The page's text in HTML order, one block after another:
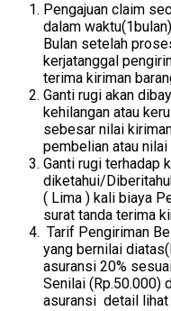
Pengajuan claim
dalam
Bulan setelah
kerjatanggal
terima kiriman
Ganti rugi akan
kehilangan atau
sebesar nilai
pembelian atau
Ganti rugi terhadap
diketahui/
( Lima ) kali biaya
surat tanda terima
Tarif Pengiriman
yang bernilai
asuransi 20%
Senilai (Rp.50.000)
asuransi detail lihat